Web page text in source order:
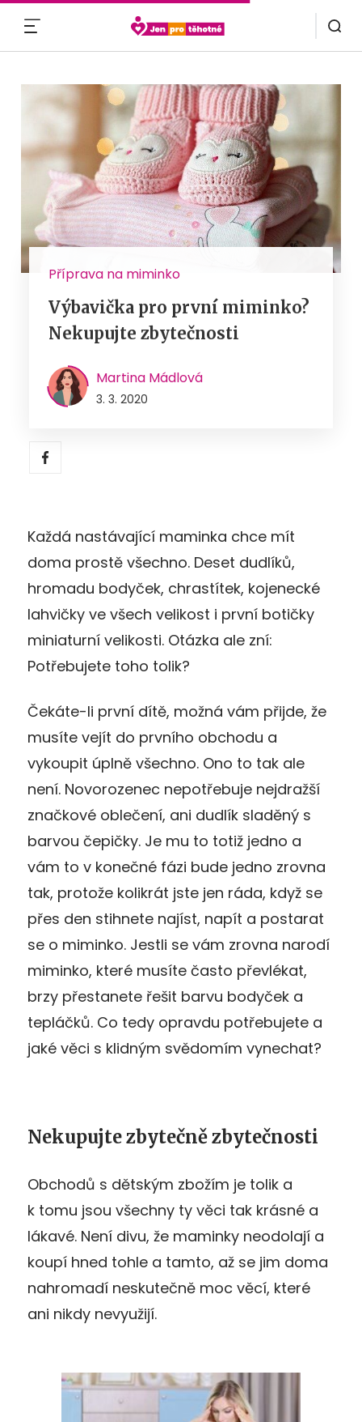
Příprava na miminko
Výbavička pro první miminko?
Nekupujte zbytečnosti
Martina Mádlová
3. 3. 2020
Každá nastávající maminka chce mít
doma prostě všechno. Deset dudlíků,
hromadu bodyček, chrastítek, kojenecké
lahvičky ve všech velikost i první botičky
miniaturní velikosti. Otázka ale zní:
Potřebujete toho tolik?
Čekáte-li první dítě, možná vám přijde, že
musíte vejít do prvního obchodu a
vykoupit úplně všechno. Ono to tak ale
není. Novorozenec nepotřebuje nejdražší
značkové oblečení, ani dudlík sladěný s
barvou čepičky. Je mu to totiž jedno a
vám to v konečné fázi bude jedno zrovna
tak, protože kolikrát jste jen ráda, když se
přes den stihnete najíst, napít a postarat
se o miminko. Jestli se vám zrovna narodí
miminko, které musíte často převlékat,
brzy přestanete řešit barvu bodyček a
tepláčků. Co tedy opravdu potřebujete a
jaké věci s klidným svědomím vynechat?
Nekupujte zbytečně zbytečnosti
Obchodů s dětským zbožím je tolik a
k tomu jsou všechny ty věci tak krásné a
lákavé. Není divu, že maminky neodolají a
koupí hned tohle a tamto, až se jim doma
nahromadí neskutečně moc věcí, které
ani nikdy nevyužijí.